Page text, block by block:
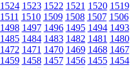
1524 1523 1522 1521 1520 1519
1511 1510 1509 1508 1507 1506
1498 1497 1496 1495 1494 1493
1485 1484 1483 1482 1481 1480
1472 1471 1470 1469 1468 1467
1459 1458 1457 1456 1455 1454